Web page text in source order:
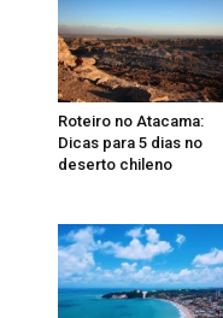
Roteiro no Atacama:
Dicas para 5 dias no
deserto chileno